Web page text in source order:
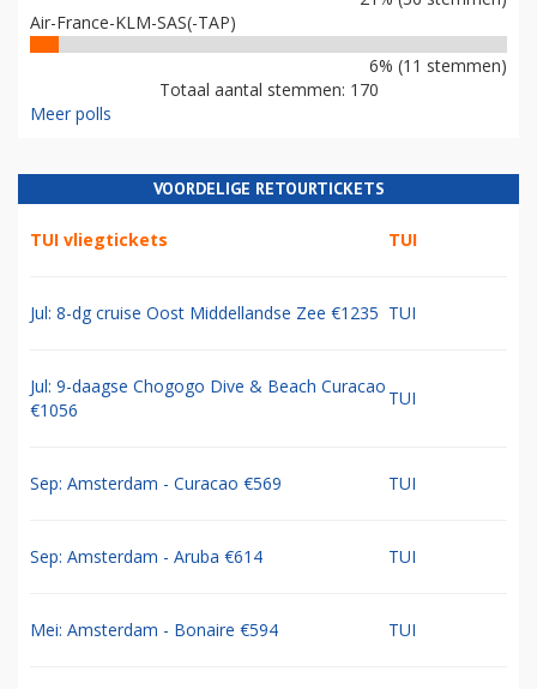
Air-France-KLM-SAS(-TAP)
6% (11 stemmen)
Totaal aantal stemmen: 170
Meer polls
VOORDELIGE RETOURTICKETS
TUI vliegtickets TUI
Jul: 8-dg cruise Oost Middellandse Zee €1235 TUI
Jul: 9-daagse Chogogo Dive & Beach Curacao
€1056
TUI
Sep: Amsterdam - Curacao €569 TUI
Sep: Amsterdam - Aruba €614 TUI
Mei: Amsterdam - Bonaire €594 TUI